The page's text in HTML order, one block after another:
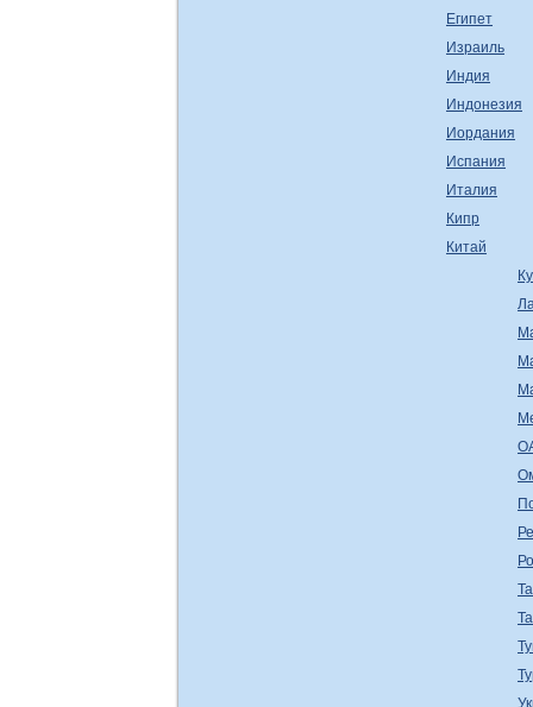
Египет
Израиль
Индия
Индонезия
Иордания
Испания
Италия
Кипр
Китай